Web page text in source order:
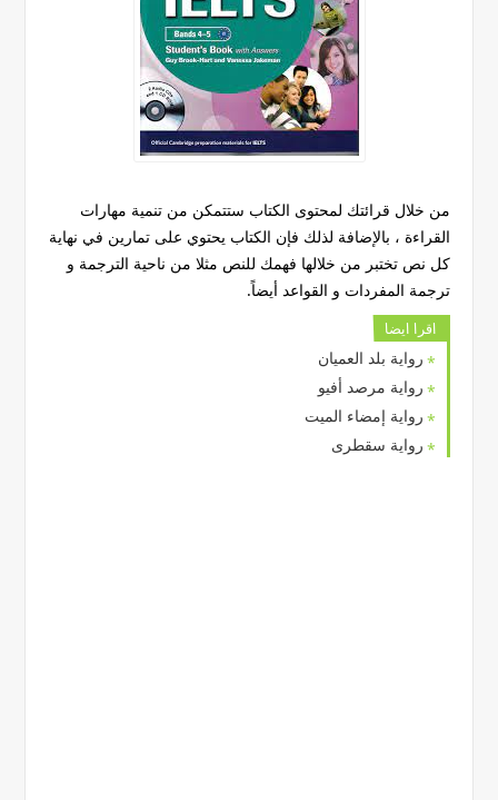
من خلال قرائتك لمحتوى الكتاب ستتمكن من تنمية مهارات
القراءة ، بالإضافة لذلك فإن الكتاب يحتوي على تمارين في نهاية
كل نص تختبر من خلالها فهمك للنص مثلا من ناحية الترجمة و
ترجمة المفردات و القواعد أيضاً.
اقرا ايضا
رواية بلد العميان
رواية مرصد أفيو
رواية إمضاء الميت
رواية سقطرى